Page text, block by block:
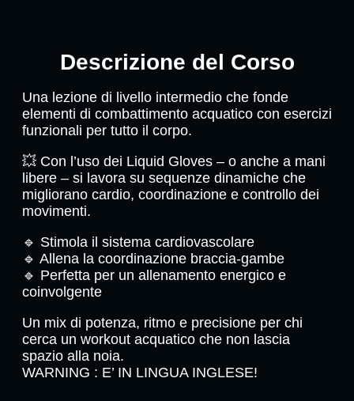
Descrizione del Corso
Una lezione di livello intermedio che fonde
elementi di combattimento acquatico con esercizi
funzionali per tutto il corpo.
💥 Con l’uso dei Liquid Gloves – o anche a mani
libere – si lavora su sequenze dinamiche che
migliorano cardio, coordinazione e controllo dei
movimenti.
🔹 Stimola il sistema cardiovascolare
🔹 Allena la coordinazione braccia-gambe
🔹 Perfetta per un allenamento energico e
coinvolgente
Un mix di potenza, ritmo e precisione per chi
cerca un workout acquatico che non lascia
spazio alla noia.
WARNING : E’ IN LINGUA INGLESE!